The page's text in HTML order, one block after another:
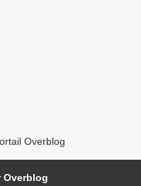
Overblog
Overblog